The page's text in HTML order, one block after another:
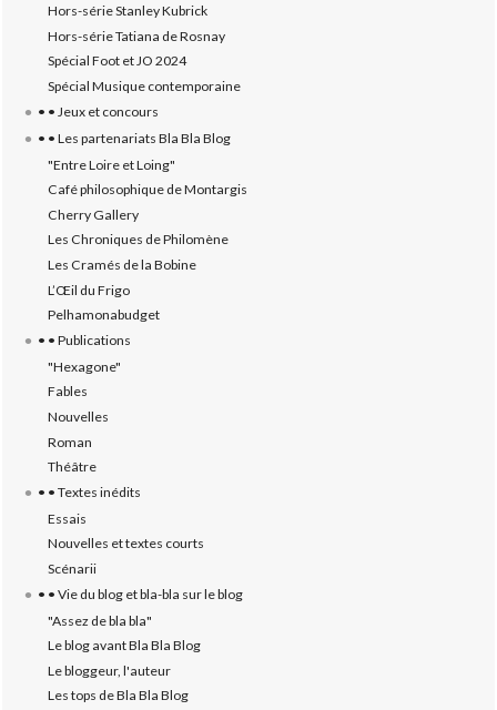
Hors-série Stanley Kubrick
Hors-série Tatiana de Rosnay
Spécial Foot et JO 2024
Spécial Musique contemporaine
• • Jeux et concours
• • Les partenariats Bla Bla Blog
"Entre Loire et Loing"
Café philosophique de Montargis
Cherry Gallery
Les Chroniques de Philomène
Les Cramés de la Bobine
L’‎Œil du Frigo
Pelhamonabudget
• • Publications
"Hexagone"
Fables
Nouvelles
Roman
Théâtre
• • Textes inédits
Essais
Nouvelles et textes courts
Scénarii
• • Vie du blog et bla-bla sur le blog
"Assez de bla bla"
Le blog avant Bla Bla Blog
Le bloggeur, l'auteur
Les tops de Bla Bla Blog